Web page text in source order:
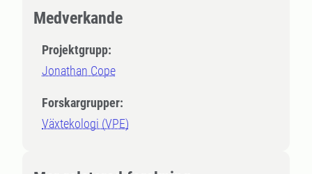
Medverkande
Projektgrupp:
Jonathan Cope
Forskargrupper:
Växtekologi (VPE)